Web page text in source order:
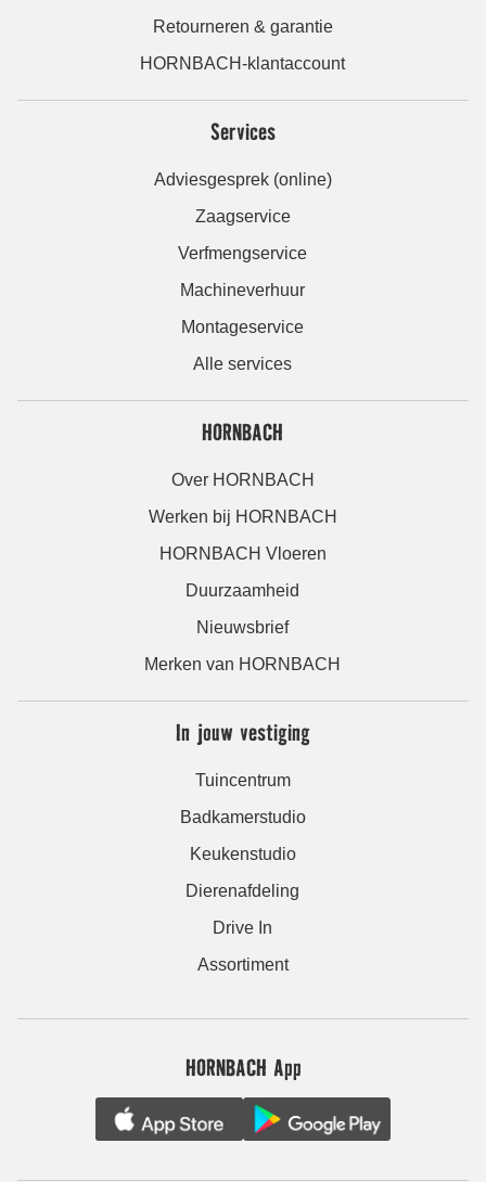
Retourneren & garantie
HORNBACH-klantaccount
Services
Adviesgesprek (online)
Zaagservice
Verfmengservice
Machineverhuur
Montageservice
Alle services
HORNBACH
Over HORNBACH
Werken bij HORNBACH
HORNBACH Vloeren
Duurzaamheid
Nieuwsbrief
Merken van HORNBACH
In jouw vestiging
Tuincentrum
Badkamerstudio
Keukenstudio
Dierenafdeling
Drive In
Assortiment
HORNBACH App